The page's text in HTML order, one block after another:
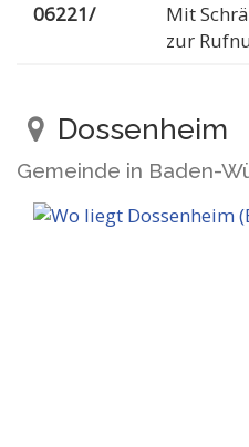
06221/
Mit
zur
Dossenheim
Gemeinde in Baden-